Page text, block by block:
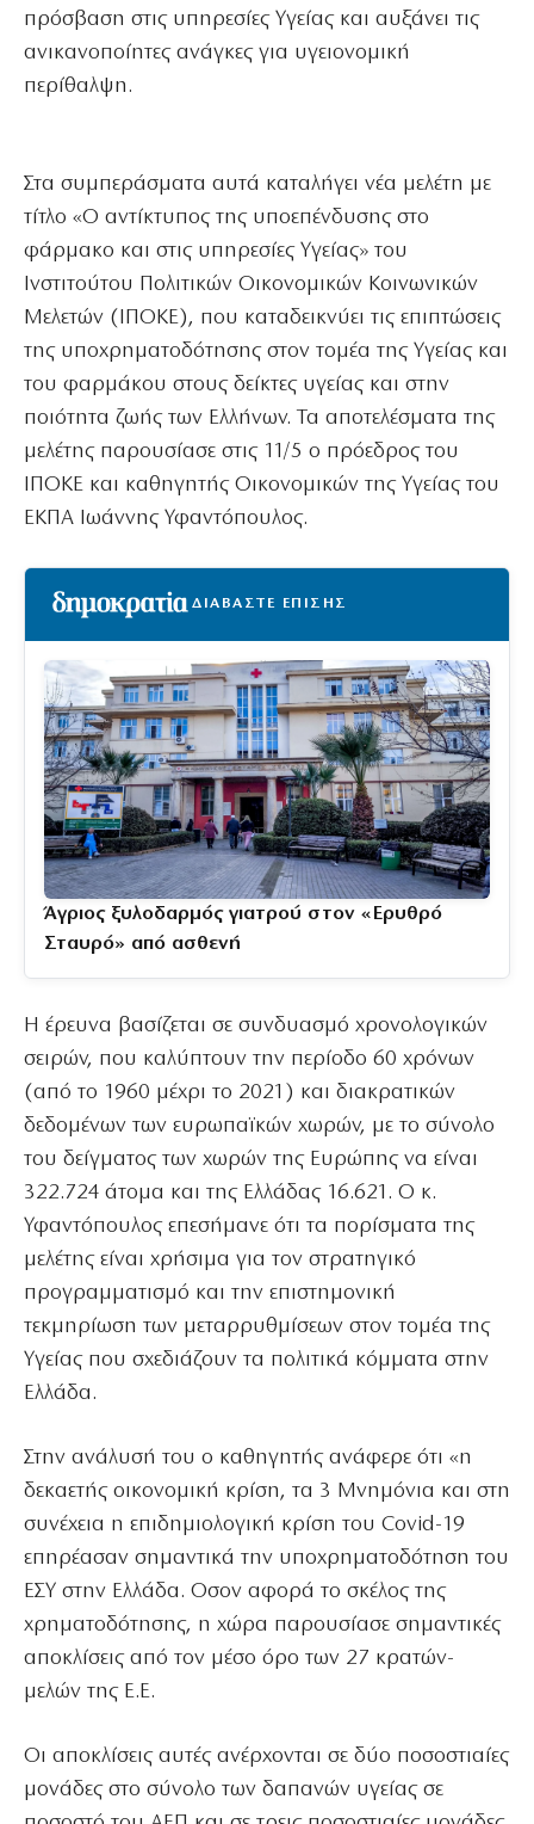
πρόσβαση στις υπηρεσίες Υγείας και αυξάνει τις
ανικανοποίητες ανάγκες για υγειονομική
περίθαλψη.
Στα συμπεράσματα αυτά καταλήγει νέα μελέτη με
τίτλο «Ο αντίκτυπος της υποεπένδυσης στο
φάρμακο και στις υπηρεσίες Υγείας» του
Ινστιτούτου Πολιτικών Οικονομικών Κοινωνικών
Μελετών (ΙΠΟΚΕ), που καταδεικνύει τις επιπτώσεις
της υποχρηματοδότησης στον τομέα της Υγείας και
του φαρμάκου στους δείκτες υγείας και στην
ποιότητα ζωής των Ελλήνων. Τα αποτελέσματα της
μελέτης παρουσίασε στις 11/5 ο πρόεδρος του
ΙΠΟΚΕ και καθηγητής Οικονομικών της Υγείας του
ΕΚΠΑ Ιωάννης Υφαντόπουλος.
ΔΙΑΒΑΣΤΕ ΕΠΙΣΗΣ
Άγριος ξυλοδαρμός γιατρού στον «Ερυθρό
Σταυρό» από ασθενή
Η έρευνα βασίζεται σε συνδυασμό χρονολογικών
σειρών, που καλύπτουν την περίοδο 60 χρόνων
(από το 1960 μέχρι το 2021) και διακρατικών
δεδομένων των ευρωπαϊκών χωρών, με το σύνολο
του δείγματος των χωρών της Ευρώπης να είναι
322.724 άτομα και της Ελλάδας 16.621. Ο κ.
Υφαντόπουλος επεσήμανε ότι τα πορίσματα της
μελέτης είναι χρήσιμα για τον στρατηγικό
προγραμματισμό και την επιστημονική
τεκμηρίωση των μεταρρυθμίσεων στον τομέα της
Υγείας που σχεδιάζουν τα πολιτικά κόμματα στην
Ελλάδα.
Στην ανάλυσή του ο καθηγητής ανάφερε ότι «η
δεκαετής οικονομική κρίση, τα 3 Μνημόνια και στη
συνέχεια η επιδημιολογική κρίση του Covid-19
επηρέασαν σημαντικά την υποχρηματοδότηση του
ΕΣΥ στην Ελλάδα. Οσον αφορά το σκέλος της
χρηματοδότησης, η χώρα παρουσίασε σημαντικές
αποκλίσεις από τον μέσο όρο των 27 κρατών-
μελών της Ε.Ε.
Οι αποκλίσεις αυτές ανέρχονται σε δύο ποσοστιαίες
μονάδες στο σύνολο των δαπανών υγείας σε